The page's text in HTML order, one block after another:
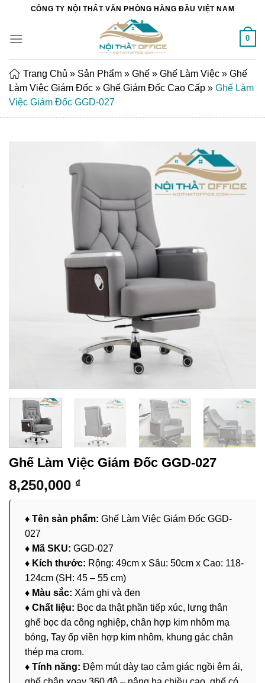
Chuyển
nội
CÔNG TY NỘI THẤT VĂN PHÒNG HÀNG ĐẦU VIỆT NAM
0
Trang Chủ » Sản Phẩm » Ghế » Ghế Làm Việc » Ghế
Làm Việc Giám Đốc » Ghế Giám Đốc Cao Cấp » Ghế Làm
Việc Giám Đốc GGD-027
Ghế Làm Việc Giám Đốc GGD-027
8,250,000 ₫
♦ Tên sản phẩm: Ghế Làm Việc Giám Đốc GGD-
027
♦ Mã SKU: GGD-027
♦ Kích thước: Rộng: 49cm x Sâu: 50cm x Cao: 118-
124cm (SH: 45 – 55 cm)
♦ Màu sắc: Xám ghi và đen
♦ Chất liệu: Bọc da thật phần tiếp xúc, lưng thân
ghế bọc da công nghiệp, chân hợp kim nhôm mạ
bóng, Tay ốp viền hợp kim nhôm, khung gác chân
thép mạ crom.
♦ Tính năng: Đệm mút dày tạo cảm giác ngồi êm ái,